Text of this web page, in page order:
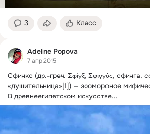
3 Класс
Adeline Popova
7 апр 2015
Сфинкс (др.-греч. Σφίγξ, Σφιγγός, сфинга,
«душительница»[1]) — зооморфное
В древнеегипетском искусстве...